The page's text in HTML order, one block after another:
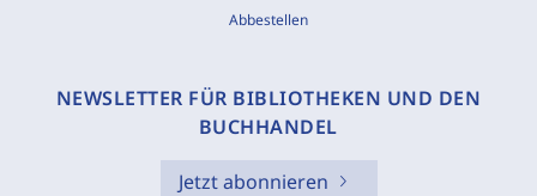
Abbestellen
NEWSLETTER FÜR BIBLIOTHEKEN UND DEN
BUCHHANDEL
Jetzt abonnieren